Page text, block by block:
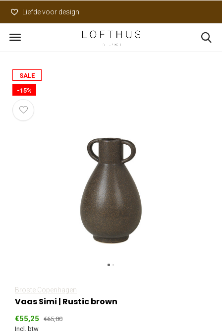
Liefde voor design
SALE
-15%
Broste Copenhagen
Vaas Simi | Rustic brown
€55,25
€65,00
Incl. btw